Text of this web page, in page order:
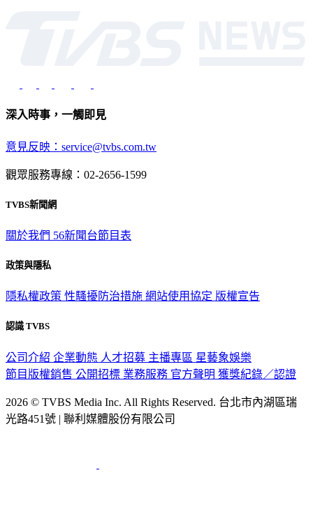
深入時事，一觸即見
意見反映：service@tvbs.com.tw
觀眾服務專線：02-2656-1599
TVBS新聞網
關於我們 56新聞台節目表
政策與隱私
隱私權政策 性騷擾防治措施 網站使用協定 版權宣告
認識 TVBS
公司介紹 企業動態 人才招募 主播專區 星藝象娛樂
節目版權銷售 公開招標 業務服務 官方聲明 獲獎紀錄／認證
2026 © TVBS Media Inc. All Rights Reserved. 台北市內湖區瑞
光路451號 | 聯利媒體股份有限公司